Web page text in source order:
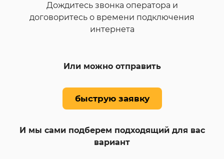
Дождитесь звонка оператора и
договоритесь о времени подключения
интернета
Или можно отправить
быструю заявку
И мы сами подберем подходящий для вас
вариант